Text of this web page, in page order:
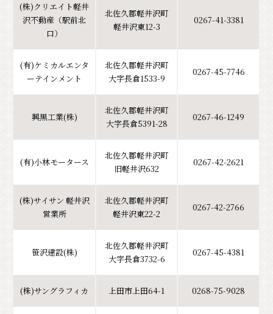
(株)クリエイト軽井
沢不動産（駅前北
口）
北佐久郡軽井沢町
軽井沢東12-3
0267-41-3381
(有)ケミカルエンタ
ーテインメント
北佐久郡軽井沢町
大字長倉1533-9
0267-45-7746
興黒工業(株)
北佐久郡軽井沢町
大字長倉5391-28
0267-46-1249
(有)小林モータース
北佐久郡軽井沢町
旧軽井沢632
0267-42-2621
(株)サイサン 軽井沢
営業所
北佐久郡軽井沢町
軽井沢東22-2
0267-42-2766
笹沢建設(株)
北佐久郡軽井沢町
大字長倉3732-6
0267-45-4381
(株)サングラフィカ 上田市上田64-1 0268-75-9028